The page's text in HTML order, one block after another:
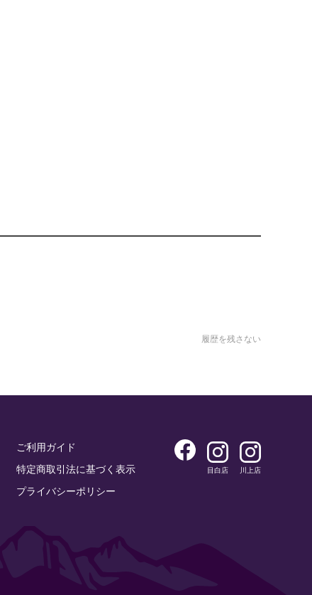
履歴を残さない
ご利用ガイド
特定商取引法に基づく表示
プライバシーポリシー
目白店 川上店